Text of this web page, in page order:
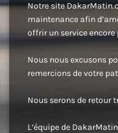
Notre site
maintenance afin
offrir un service
Nous nous excusons
remercions de votre
Nous serons de retour
L’équipe de